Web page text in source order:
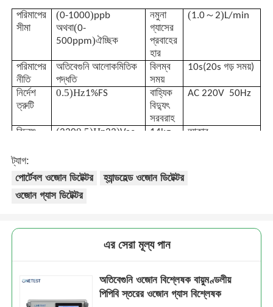
বাড়ি
পরিমাপের
সীমা
(0-1000)ppb
অথবা(0-
500ppm)ঐচ্ছিক
নমুনা
গ্যাসের
প্রবাহের
হার
(1.0～2)L/min
পরিমাপের
নীতি
অতিবেগুনি আলোকমিতিক
পদ্ধতি
বিলম্ব
সময়
10s(20s গড় সময়)
নির্দেশ
ত্রুটি
0.5)Hz1%FS
বাহ্যিক
বিদ্যুৎ
সরবরাহ
AC 220V 50Hz
বিদ্যুৎ
(2200.5)Hz22)Vac 14kg আকার
50cm
পরিবেশ
30)
ট্যাগ:
পোর্টেবল ওজোন ডিটেক্টর
হ্যান্ডহেল্ড ওজোন ডিটেক্টর
ওজোন গ্যাস ডিটেক্টর
এর সেরা মূল্য পান
অতিবেগুনি ওজোন বিশ্লেষক বায়ুমণ্ডলীয়
পিপিবি স্তরের ওজোন গ্যাস বিশ্লেষক